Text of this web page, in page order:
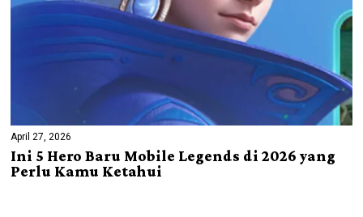
April 27, 2026
Ini 5 Hero Baru Mobile Legends di 2026 yang
Perlu Kamu Ketahui